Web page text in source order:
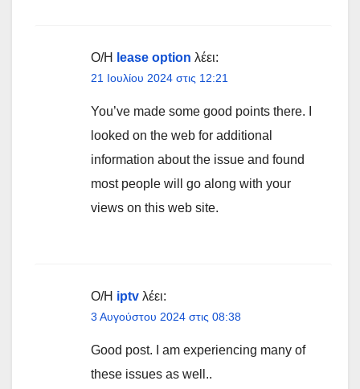
Ο/Η lease option λέει:
21 Ιουλίου 2024 στις 12:21
You’ve made some good points there. I
looked on the web for additional
information about the issue and found
most people will go along with your
views on this web site.
Ο/Η iptv λέει:
3 Αυγούστου 2024 στις 08:38
Good post. I am experiencing many of
these issues as well..